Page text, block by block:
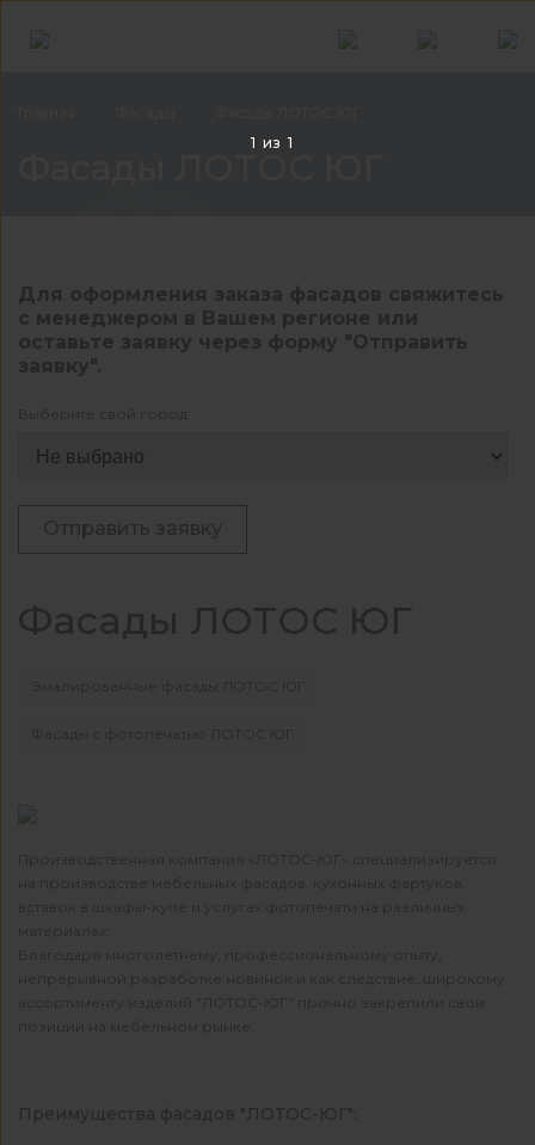
Для оформления заказа фасадов свяжитесь
с менеджером в Вашем регионе или
оставьте заявку через форму "Отправить
заявку".
Выберите свой город:
Отправить заявку
Фасады ЛОТОС ЮГ
Производственная компания «ЛОТОС-ЮГ» специализируется
на производстве мебельных фасадов, кухонных фартуков,
вставок в шкафы-купе и услугах фотопечати на различных
материалах.
Благодаря многолетнему, профессиональному опыту,
непрерывной разработке новинок и как следствие, широкому
ассортименту изделий "ЛОТОС-ЮГ" прочно закрепили свои
позиции на мебельном рынке.
Преимущества фасадов "ЛОТОС-ЮГ":
1 из 1